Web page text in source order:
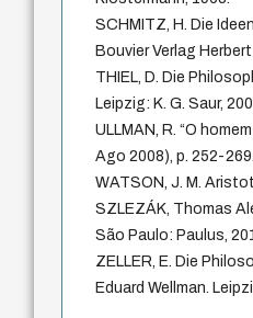
SCHMITZ, H. Die
Bouvier Verlag
THIEL, D. Die
Leipzig: K. G. Saur,
ULLMAN, R. “O
Ago 2008), p. 252-269.
WATSON, J. M.
SZLEZÁK, Thomas
São Paulo: Paulus,
ZELLER, E. Die
Eduard Wellman.